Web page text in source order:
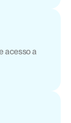
acesso a